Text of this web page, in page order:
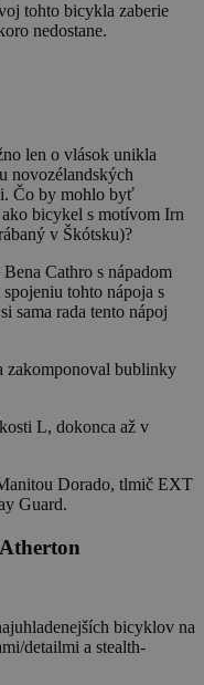
tohto bicykla zaberie
nedostane.
len o vlások unikla
novozélandských
Čo by mohlo byť
bicykel s motívom Irn
v Škótsku)?
Cathro s nápadom
tohto nápoja s
sama rada tento nápoj
zakomponoval bublinky
L, dokonca až v
Dorado, tlmič EXT
Guard.
bicyklov na
detailmi a stealth-